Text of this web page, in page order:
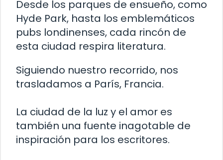
Desde los parques de ensueño, como
Hyde Park, hasta los emblemáticos
pubs londinenses, cada rincón de
esta ciudad respira literatura.
Siguiendo nuestro recorrido, nos
trasladamos a París, Francia.
La ciudad de la luz y el amor es
también una fuente inagotable de
inspiración para los escritores.